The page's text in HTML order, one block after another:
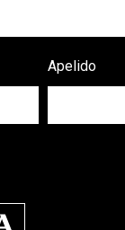
Apelido